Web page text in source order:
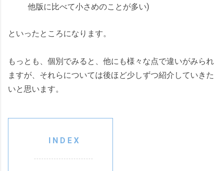
他版に比べて小さめのことが多い)
といったところになります。
もっとも、個別でみると、他にも様々な点で違いがみられ
ますが、それらについては後ほど少しずつ紹介していきた
いと思います。